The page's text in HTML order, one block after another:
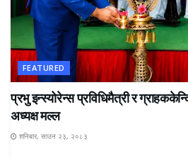
FEATURED
प्रभु इन्स्योरेन्स प्रविधिमैत्री र
अध्यक्ष मल्ल
शनिबार, साउन २३, २०८३